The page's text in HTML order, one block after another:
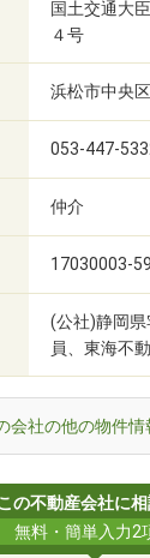
国土交通大
４号
浜松市中央
053-447-
仲介
17030003-
(公社)静岡
員、東海不
会社の他の物件情
の不動産会社に
無料・簡単入力2